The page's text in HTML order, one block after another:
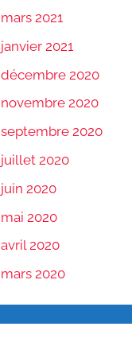
mars 2021
janvier 2021
décembre 2020
novembre 2020
septembre 2020
juillet 2020
juin 2020
mai 2020
avril 2020
mars 2020